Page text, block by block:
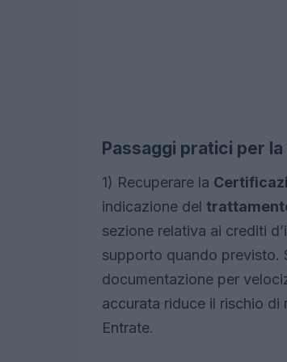
Passaggi pratici per
1) Recuperare la
indicazione del
sezione relativa ai crediti
supporto quando previsto.
documentazione per
accurata riduce il rischio di
Entrate.